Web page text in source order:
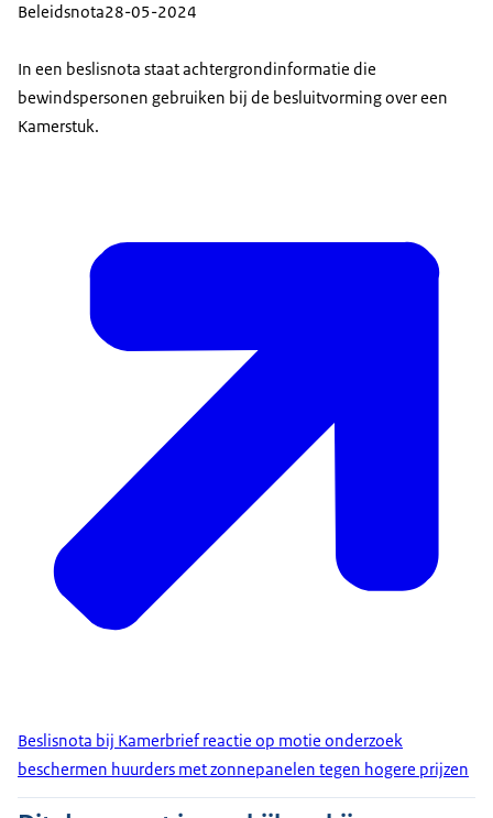
Beleidsnota28-05-2024
In een beslisnota staat achtergrondinformatie die
bewindspersonen gebruiken bij de besluitvorming over een
Kamerstuk.
Beslisnota bij Kamerbrief reactie op motie onderzoek
beschermen huurders met zonnepanelen tegen hogere prijzen